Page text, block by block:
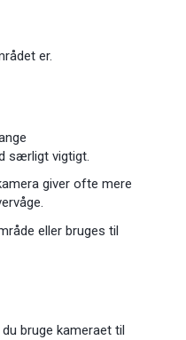
er.
særligt vigtigt.
giver ofte mere
eller bruges til
bruge kameraet til